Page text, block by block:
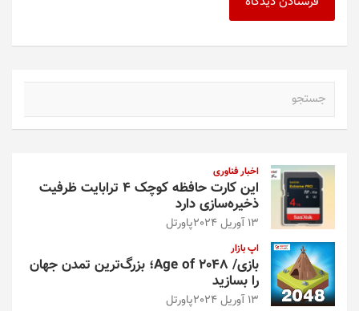
اخبار فناوری
این کارت حافظه کوچک ۴ ترابایت ظرفیت
ذخیره‌سازی دارد
13 آوریل 2024 پاورتل
اپ بازار
بازی/ Age of 2048؛ بزرگ‌ترین تمدن جهان
را بسازید
13 آوریل 2024 پاورتل